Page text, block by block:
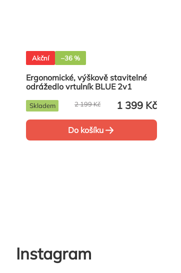
Akční –36 %
Ergonomické, výškově stavitelné
odrážedlo vrtulník BLUE 2v1
1 399 Kč
2 199 Kč
Skladem
Do košíku
Instagram